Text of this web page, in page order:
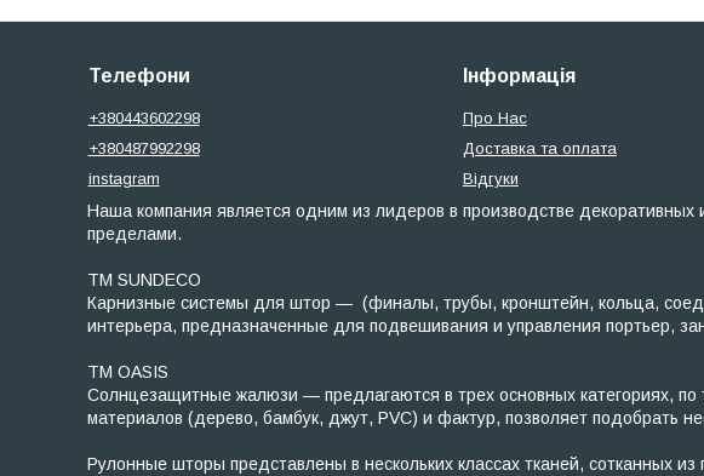
Телефони
+380443602298
+380487992298
instagram
Інформація
Про Нас
Доставка та оплата
Відгуки
Наша компания является одним из лидеров в производстве
пределами.
ТМ SUNDECO
Карнизные системы для штор — (финалы, трубы, кронштейн, кольца,
интерьера, предназначенные для подвешивания и управления портьер,
TM OASIS
Солнцезащитные жалюзи — предлагаются в трех основных категориях,
материалов (дерево, бамбук, джут, PVC) и фактур, позволяет подобрать
Рулонные шторы представлены в нескольких классах тканей, сотканных